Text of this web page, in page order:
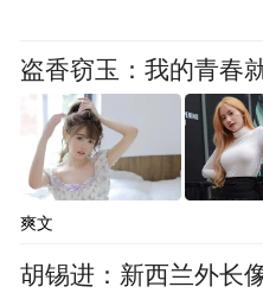
盗香窃玉：我的青春
爽文
胡锡进：新西兰外长